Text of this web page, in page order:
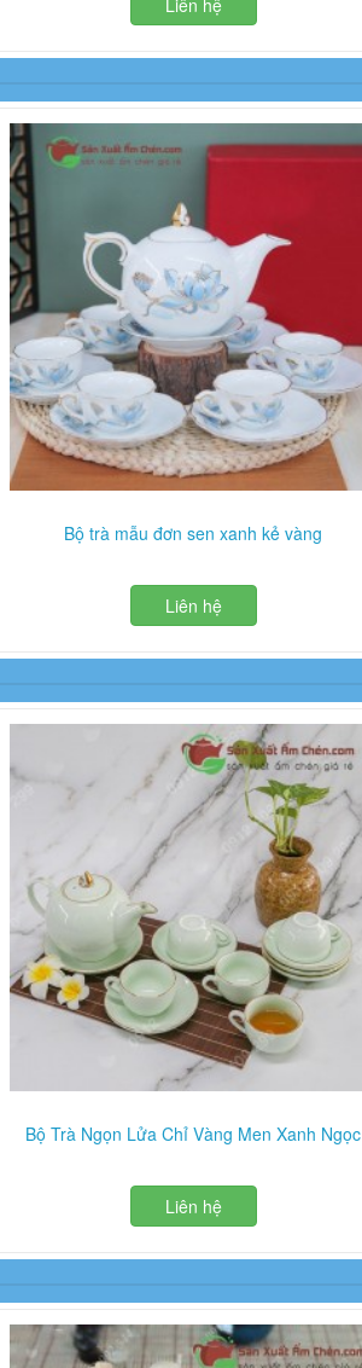
Liên hệ
Bộ trà mẫu đơn sen xanh kẻ vàng
Liên hệ
Bộ Trà Ngọn Lửa Chỉ Vàng Men Xanh Ngọc
Liên hệ